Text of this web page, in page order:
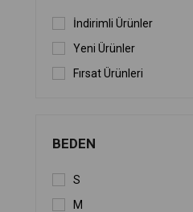
İndirimli Ürünler
Yeni Ürünler
Fırsat Ürünleri
BEDEN
S
M